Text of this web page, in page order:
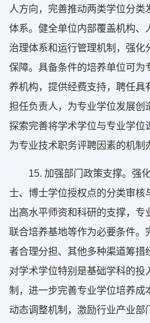
人方向，完善推动两类学位分
体系。健全单位内部覆盖机构、
治理体系和运行管理机制，强化
保障。具备条件的培养单位可为
养机构，提供经费支持，聘任具
担任负责人，为专业学位发展创
探索完善将学术学位与专业学位
为专业技术职务评聘因素的机制
15. 加强部门政策支撑。强
士、博士学位授权点的分类审核
出高水平师资和科研的支撑，专
联合培养基地等作为必要条件。
者合理分担、其他多种渠道筹措
对学术学位特别是基础学科的投
制，进一步完善专业学位培养成
动态调整机制，激励行业产业部